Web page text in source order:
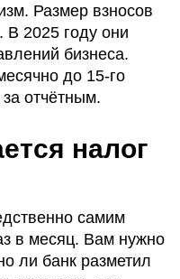
Размер взносов
В 2025 году они
бизнеса.
до 15-го
отчётным.
налог
самим
в месяц. Вам нужно
ли банк разметил